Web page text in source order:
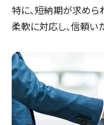
特に、短納期が求め
柔軟に対応し、信頼い